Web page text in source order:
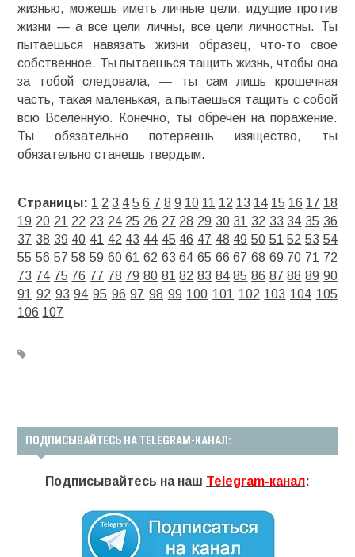
жизнью, можешь иметь личные цели, идущие против
жизни — а все цели личны, все цели личностны. Ты
пытаешься навязать жизни образец, что-то свое
собственное. Ты пытаешься тащить жизнь, чтобы она
за тобой следовала, — ты сам лишь крошечная
часть, такая маленькая, а пытаешься тащить с собой
всю Вселенную. Конечно, ты обречен на поражение.
Ты обязательно потеряешь изящество, ты
обязательно станешь твердым.
Страницы: 1 2 3 4 5 6 7 8 9 10 11 12 13 14 15 16 17 18
19 20 21 22 23 24 25 26 27 28 29 30 31 32 33 34 35 36
37 38 39 40 41 42 43 44 45 46 47 48 49 50 51 52 53 54
55 56 57 58 59 60 61 62 63 64 65 66 67 68 69 70 71
72
73 74 75 76 77 78 79 80 81 82 83 84 85 86 87 88 89 90
91
92 93 94 95 96 97 98 99 100 101 102 103 104 105
106 107
ПОДПИСЫВАЙТЕСЬ НА TELEGRAM-КАНАЛ:
Подписывайтесь на наш Telegram-канал: